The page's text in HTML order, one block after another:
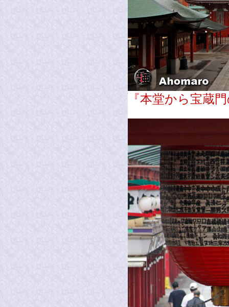
『本堂から宝蔵